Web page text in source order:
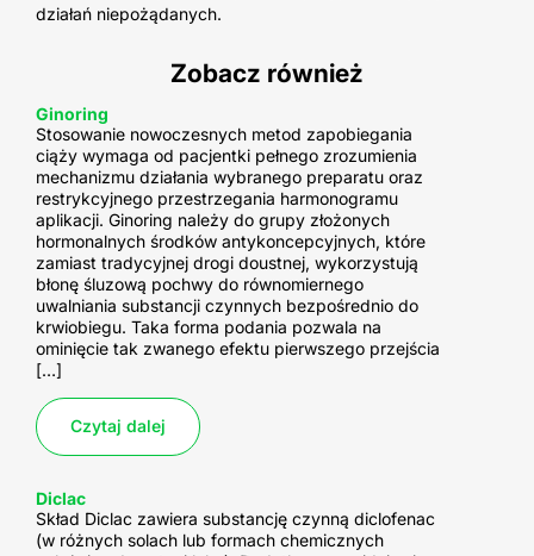
działań niepożądanych.
Zobacz również
Ginoring
Stosowanie nowoczesnych metod zapobiegania
ciąży wymaga od pacjentki pełnego zrozumienia
mechanizmu działania wybranego preparatu oraz
restrykcyjnego przestrzegania harmonogramu
aplikacji. Ginoring należy do grupy złożonych
hormonalnych środków antykoncepcyjnych, które
zamiast tradycyjnej drogi doustnej, wykorzystują
błonę śluzową pochwy do równomiernego
uwalniania substancji czynnych bezpośrednio do
krwiobiegu. Taka forma podania pozwala na
ominięcie tak zwanego efektu pierwszego przejścia
[…]
Czytaj dalej
Diclac
Skład Diclac zawiera substancję czynną diclofenac
(w różnych solach lub formach chemicznych
Natamycyna UNIA
Skład Produkt natamycyna Unia zawiera
Cipronex
Skład Cipronex zawiera jako substancję czynną
Aknemycin Plus
Aknemycin Plus to lek miejscowego działania
stosowany w leczeniu zmian skórnych związanych z